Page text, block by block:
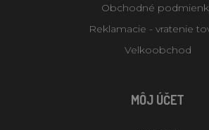
Obchodné
Reklamacie - vratenie
Velkoobchod
MÔJ ÚČET